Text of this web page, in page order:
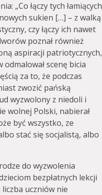
„Co łączy tych łamiących
sukien […] – z walką
czy łączy ich nawet
poznał również
aspiracji patriotycznych,
scenę bicia
za to, że podczas
zwozić pańską
wyzwolony z niedoli i
wolnej Polski, nabierał
być wszystko, ze
stać się socjalistą, albo
do wyzwolenia
bezpłatnych lekcji
uczniów nie